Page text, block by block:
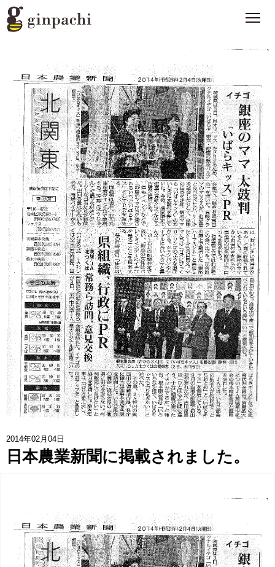
2014年02月04日
日本農業新聞に掲載されました。
銀ぱちとは >
オンラインストア【はちみつ類】 >
オンラインストア【お酒】 >
わたしたちの活動 >
スタッフブログ >
メディア一覧 >
協賛企業一覧 >
お問い合わせ >
みつばち博士ふくちゃん
銀座ミツバチプロジェクト